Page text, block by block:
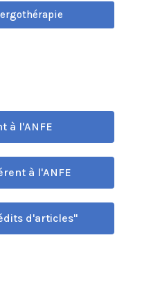
à l'ANFE
à l'ANFE
d'articles"